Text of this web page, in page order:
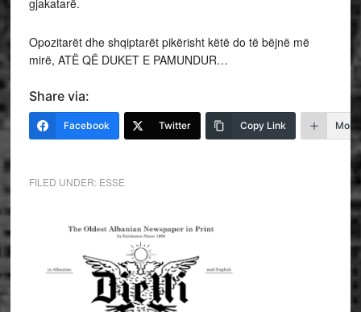
gjakatarë.
Opozitarët dhe shqiptarët pikërisht këtë do të bëjnë më
mirë, ATË QË DUKET E PAMUNDUR…
Share via:
Facebook Twitter Copy Link More
FILED UNDER: ESSE